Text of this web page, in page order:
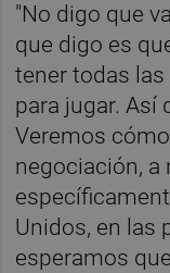
"No digo que
que digo es
tener todas
para jugar. Así
Veremos
negociación, a
Unidos, en las
esperamos